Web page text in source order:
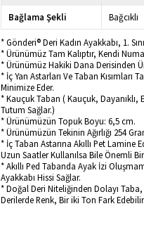
Bağlama Şekli
Bağcıklı
* Gönderi® Deri Kadın Ayakkabı, 1.
* Ürünümüz Tam Kalıptır, Kendi
* Ürünümüz Hakiki Dana Derisinden
* İç Yan Astarları Ve Taban
Minimize Eder.
* Kauçuk Taban ( Kauçuk, Dayanıklı,
Tutum Sağlar.)
* Ürünümüzün Topuk Boyu: 6,5 cm.
* Ürünümüzün Tekinin Ağırlığı 254
* İç Taban Astarına Akıllı Pet Lamine
Uzun Saatler Kullanılsa Bile Önemli
* Akıllı Ped Tabanda Ayak İzi
Ayakkabı Hissi Sağlar.
* Doğal Deri Niteliğinden Dolayı
Derilerde Renk, Bir iki Ton Fark Edebilir.